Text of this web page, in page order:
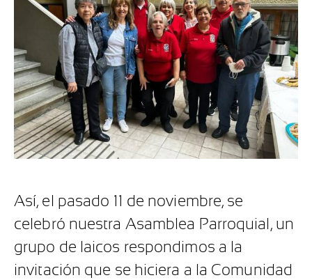
Así, el pasado 11 de noviembre, se
celebró nuestra Asamblea Parroquial, un
grupo de laicos respondimos a la
invitación que se hiciera a la Comunidad